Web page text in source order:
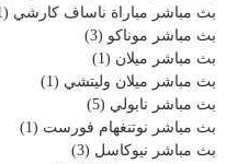
بث مباشر مباراة ناساف كارشي (1)
بث مباشر موناكو (3)
بث مباشر ميلان (1)
بث مباشر ميلان وليتشي (1)
بث مباشر نابولي (5)
بث مباشر نوتنغهام فورست (1)
بث مباشر نيوكاسل (3)